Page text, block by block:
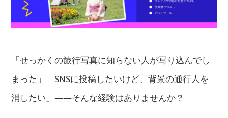
「せっかくの旅行写真に知らない人が写り込んでし
まった」「SNSに投稿したいけど、背景の通行人を
消したい」――そんな経験はありませんか？